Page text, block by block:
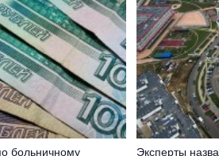
больничному Эксперты